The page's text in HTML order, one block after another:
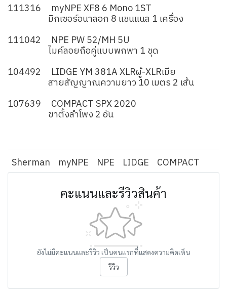
111316 myNPE XF8 6 Mono 1ST
มิกเซอร์อนาลอก 8 แชนแนล 1 เครื่อง
111042 NPE PW 52/MH 5U
ไมค์ลอยถือคู่แบบพกพา 1 ชุด
104492 LIDGE YM 381A XLRผู้-XLRเมีย
สายสัญญาณความยาว 10 เมตร 2 เส้น
107639 COMPACT SPX 2020
ขาตั้งลำโพง 2 อัน
Sherman myNPE NPE LIDGE COMPACT
คะแนนและรีวิวสินค้า
ยังไม่มีคะแนนและรีวิว เป็นคนแรกที่แสดงความคิดเห็น
รีวิว